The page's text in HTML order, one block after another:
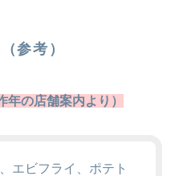
参考）
の店舗案内より）
エビフライ、ポテト